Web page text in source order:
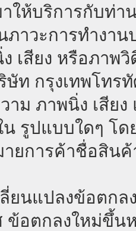
ให้บริการกับท่
ภาวะการทำงา
เสียง หรือภาพ
ท กรุงเทพโทร
ม ภาพนิ่ง เสีย
น รูปแบบใดๆ โ
ายการค้าชื่อสิน
ยนแปลงข้อตกล
ข้อตกลงใหม่ขึ้น